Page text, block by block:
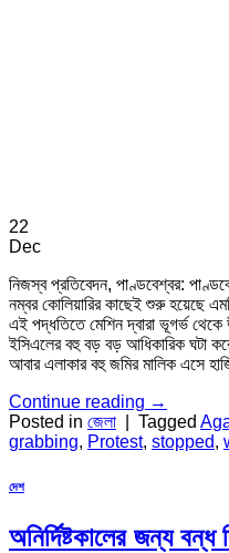
22
Dec
নিজস্ব প্রতিবেদন, পাণ্ডবেশ্বর:
নম্বর কোলিয়ারির কাছেই শুরু হয়েছে
এই পদ্ধতিতে মেশিন দ্বারা ভূগর্ভ
ইসিএলের বহু বড় বড় আধিকারিক ঘটা
আবার এলাকার বহু জমির মালিক এসে
Continue reading →
Posted in জেলা Tagged
grabbing, Protest, stopped,
দেশ
অনির্দিষ্টকালের জন্য বন্ধ